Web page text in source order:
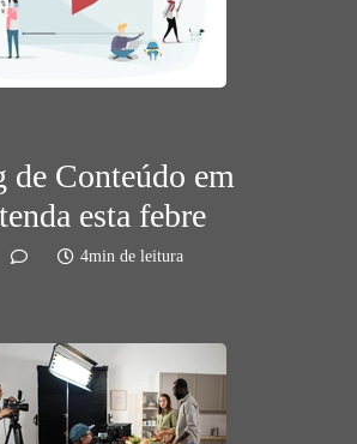
de Conteúdo em
esta febre
4min de leitura